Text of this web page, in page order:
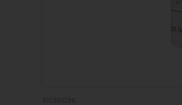
P039036